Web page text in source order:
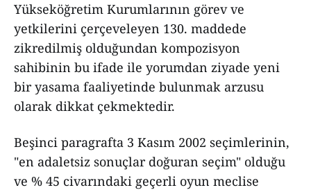
Yükseköğretim Kurumlarının görev ve
yetkilerini çerçeveleyen 130. maddede
zikredilmiş olduğundan kompozisyon
sahibinin bu ifade ile yorumdan ziyade yeni
bir yasama faaliyetinde bulunmak arzusu
olarak dikkat çekmektedir.
Beşinci paragrafta 3 Kasım 2002 seçimlerinin,
"en adaletsiz sonuçlar doğuran seçim" olduğu
ve % 45 civarındaki geçerli oyun meclise